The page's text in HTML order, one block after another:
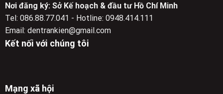
Nơi đăng ký: Sở Kế hoạch & đầu tư Hồ Chí Minh
Tel: 086.88.77.041 - Hotline: 0948.414.111
Email: dentrankien@gmail.com
Kết nối với chúng tôi
Mạng xã hội